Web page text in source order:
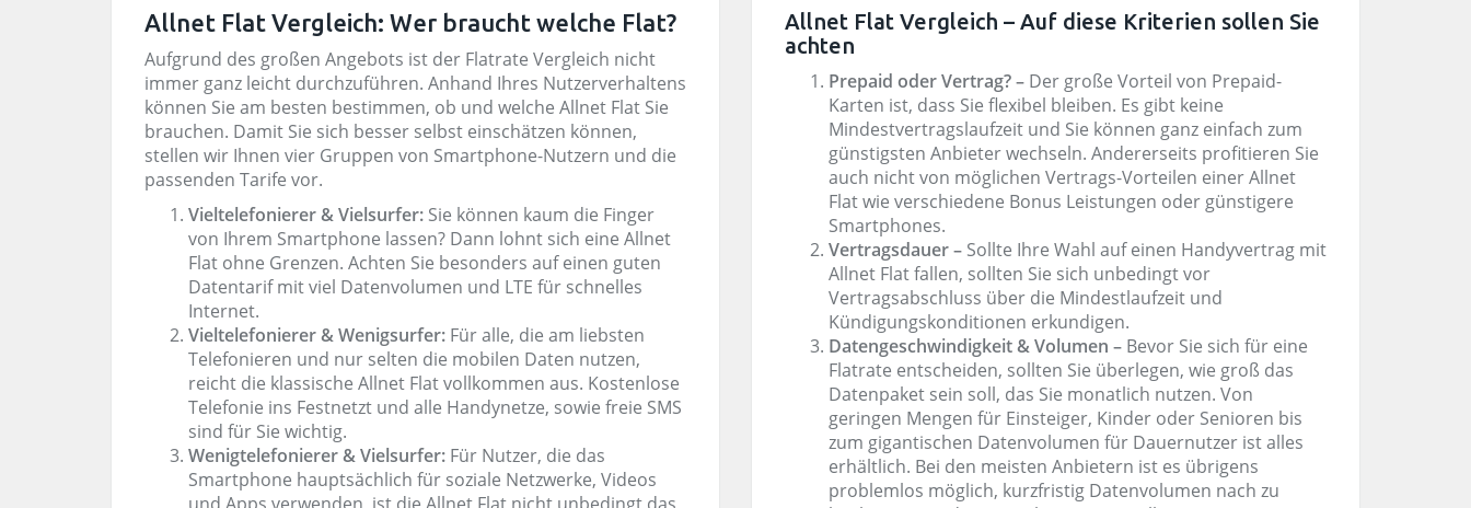
Allnet Flat Vergleich: Wer braucht welche Flat?
Aufgrund des großen Angebots ist der Flatrate Vergleich nicht
immer ganz leicht durchzuführen. Anhand Ihres Nutzerverhaltens
können Sie am besten bestimmen, ob und welche Allnet Flat Sie
brauchen. Damit Sie sich besser selbst einschätzen können,
stellen wir Ihnen vier Gruppen von Smartphone-Nutzern und die
passenden Tarife vor.
Vieltelefonierer & Vielsurfer: Sie können kaum die Finger
von Ihrem Smartphone lassen? Dann lohnt sich eine Allnet
Flat ohne Grenzen. Achten Sie besonders auf einen guten
Datentarif mit viel Datenvolumen und LTE für schnelles
Internet.
Vieltelefonierer & Wenigsurfer: Für alle, die am liebsten
Telefonieren und nur selten die mobilen Daten nutzen,
reicht die klassische Allnet Flat vollkommen aus. Kostenlose
Telefonie ins Festnetzt und alle Handynetze, sowie freie SMS
sind für Sie wichtig.
Wenigtelefonierer & Vielsurfer: Für Nutzer, die das
Smartphone hauptsächlich für soziale Netzwerke, Videos
Allnet Flat Vergleich – Auf diese Kriterien sollen Sie
achten
Prepaid oder Vertrag? – Der große Vorteil von Prepaid-
Karten ist, dass Sie flexibel bleiben. Es gibt keine
Mindestvertragslaufzeit und Sie können ganz einfach zum
günstigsten Anbieter wechseln. Andererseits profitieren Sie
auch nicht von möglichen Vertrags-Vorteilen einer Allnet
Flat wie verschiedene Bonus Leistungen oder günstigere
Smartphones.
Vertragsdauer – Sollte Ihre Wahl auf einen Handyvertrag mit
Allnet Flat fallen, sollten Sie sich unbedingt vor
Vertragsabschluss über die Mindestlaufzeit und
Kündigungskonditionen erkundigen.
Datengeschwindigkeit & Volumen – Bevor Sie sich für eine
Flatrate entscheiden, sollten Sie überlegen, wie groß das
Datenpaket sein soll, das Sie monatlich nutzen. Von
geringen Mengen für Einsteiger, Kinder oder Senioren bis
zum gigantischen Datenvolumen für Dauernutzer ist alles
erhältlich. Bei den meisten Anbietern ist es übrigens
problemlos möglich, kurzfristig Datenvolumen nach zu